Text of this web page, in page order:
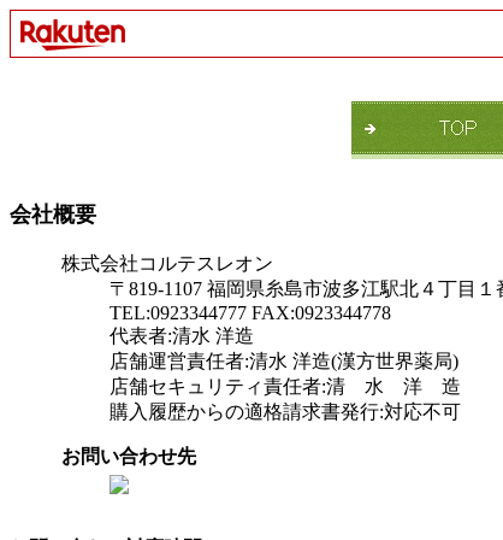
会社概要
株式会社コルテスレオン
〒819-1107 福岡県糸島市波多江駅北４丁目
TEL:0923344777 FAX:0923344778
代表者:清水 洋造
店舗運営責任者:清水 洋造(漢方世界薬局)
店舗セキュリティ責任者:清 水 洋 造
購入履歴からの適格請求書発行:対応不可
お問い合わせ先